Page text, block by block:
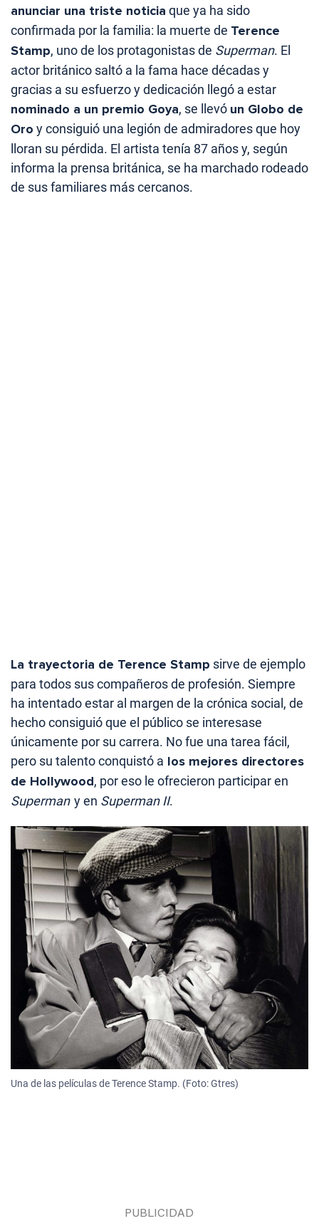
anunciar una triste noticia que ya ha sido
confirmada por la familia: la muerte de Terence
Stamp, uno de los protagonistas de Superman. El
actor británico saltó a la fama hace décadas y
gracias a su esfuerzo y dedicación llegó a estar
nominado a un premio Goya, se llevó un Globo de
Oro y consiguió una legión de admiradores que hoy
lloran su pérdida. El artista tenía 87 años y, según
informa la prensa británica, se ha marchado rodeado
de sus familiares más cercanos.
La trayectoria de Terence Stamp sirve de ejemplo
para todos sus compañeros de profesión. Siempre
ha intentado estar al margen de la crónica social, de
hecho consiguió que el público se interesase
únicamente por su carrera. No fue una tarea fácil,
pero su talento conquistó a los mejores directores
de Hollywood, por eso le ofrecieron participar en
Superman y en Superman II.
Una de las películas de Terence Stamp. (Foto: Gtres)